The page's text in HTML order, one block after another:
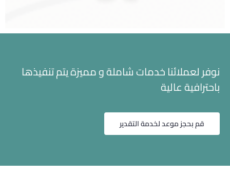
نوفر لعملائنا خدمات شاملة و مميزة يتم تنفيذها
باحترافية عالية
قم بحجز موعد لخدمة التقدير